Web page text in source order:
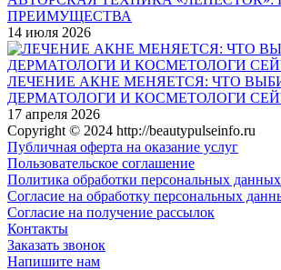
ПРЕИМУЩЕСТВА
14 июля 2026
ЛЕЧЕНИЕ АКНЕ МЕНЯЕТСЯ: ЧТО
ДЕРМАТОЛОГИ И КОСМЕТОЛОГИ
17 апреля 2026
Copyright © 2024 http://beautypulseinfo.ru
Публичная оферта на оказание услуг
Пользовательское соглашение
Политика обработки персональных данных
Согласие на обработку персональных
Согласие на получение рассылок
Контакты
Заказать звонок
Напишите нам